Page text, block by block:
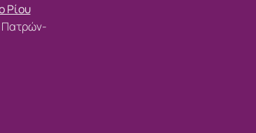
Ρίου
Πατρών-